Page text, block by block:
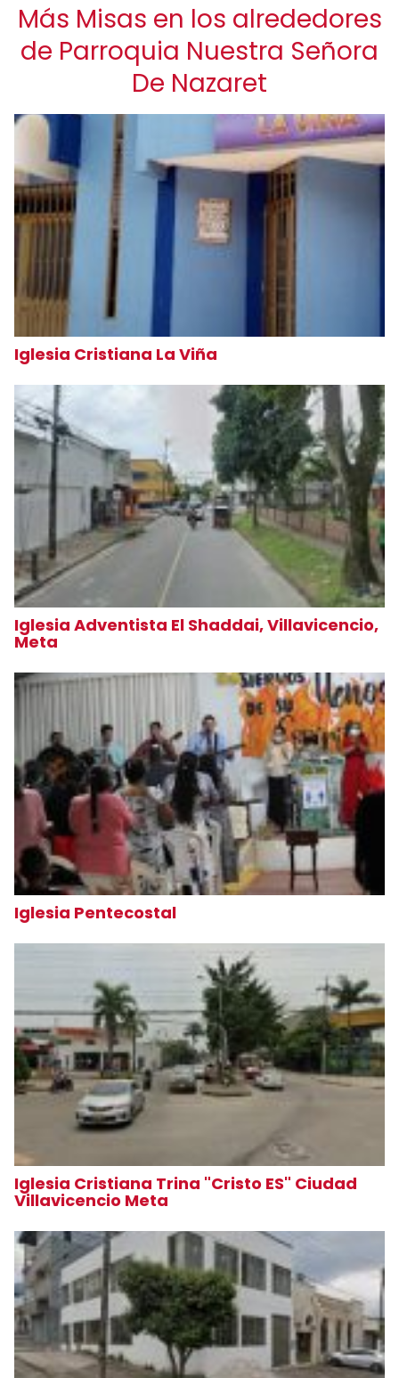
Más Misas en los alrededores
de Parroquia Nuestra Señora
De Nazaret
Iglesia Cristiana La Viña
Iglesia Adventista El Shaddai, Villavicencio,
Meta
Iglesia Pentecostal
Iglesia Cristiana Trina "Cristo ES" Ciudad
Villavicencio Meta